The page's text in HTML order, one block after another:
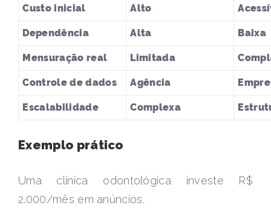
Custo inicial Alto
Dependência Alta Baixa
Mensuração real Limitada
Controle de dados Agência
Escalabilidade Complexa
Exemplo prático
Uma clínica odontológica investe R$
2.000/mês em anúncios.